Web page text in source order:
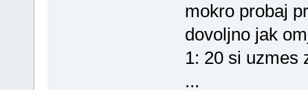
mokro probaj
dovoljno jak
1: 20 si uzmes
...